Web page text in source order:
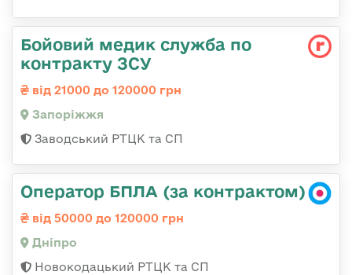
Бойовий медик служба по
контракту ЗСУ
від 21000 до 120000 грн
Запоріжжя
Заводський РТЦК та СП
Оператор БПЛА (за контрактом)
від 50000 до 120000 грн
Дніпро
Новокодацький РТЦК та СП